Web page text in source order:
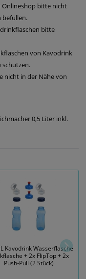
Onlineshop bitte nicht
befüllen.
bitte
von Kavodrink
schützen.
nicht in der Nähe von
0,5 Liter inkl.
Kavodrink Wasserflasche
+ 2x FlipTop + 2x
Push-Pull (2 Stück)